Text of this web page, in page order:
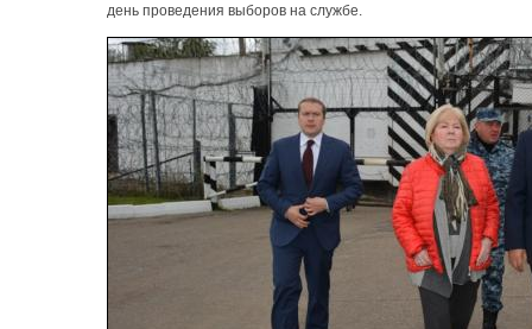
день проведения выборов на службе.